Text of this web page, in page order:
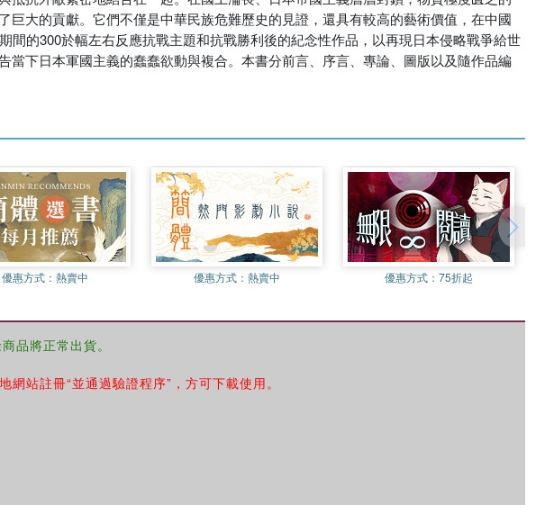
大的貢獻。它們不僅是中華民族危難歷史的見證，還具有較高的藝術價值，在中國
的300於幅左右反應抗戰主題和抗戰勝利後的紀念性作品，以再現日本侵略戰爭給世
下日本軍國主義的蠢蠢欲動與複合。本書分前言、序言、專論、圖版以及隨作品編
優惠方式： 熱賣中 優惠方式： 熱賣中 優惠方式：75折起
品將正常出貨。
站註冊“並通過驗證程序”，方可下載使用。